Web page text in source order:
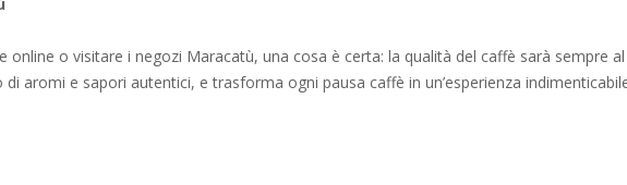
online o visitare i negozi Maracatù, una cosa è certa: la qualità del caffè sarà sempre al
aromi e sapori autentici, e trasforma ogni pausa caffè in un’esperienza